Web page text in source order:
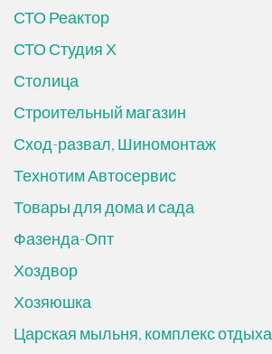
СТО Реактор
СТО Студия Х
Столица
Строительный магазин
Сход-развал, Шиномонтаж
Технотим Автосервис
Товары для дома и сада
Фазенда-Опт
Хоздвор
Хозяюшка
Царская мыльня, комплекс отдыха